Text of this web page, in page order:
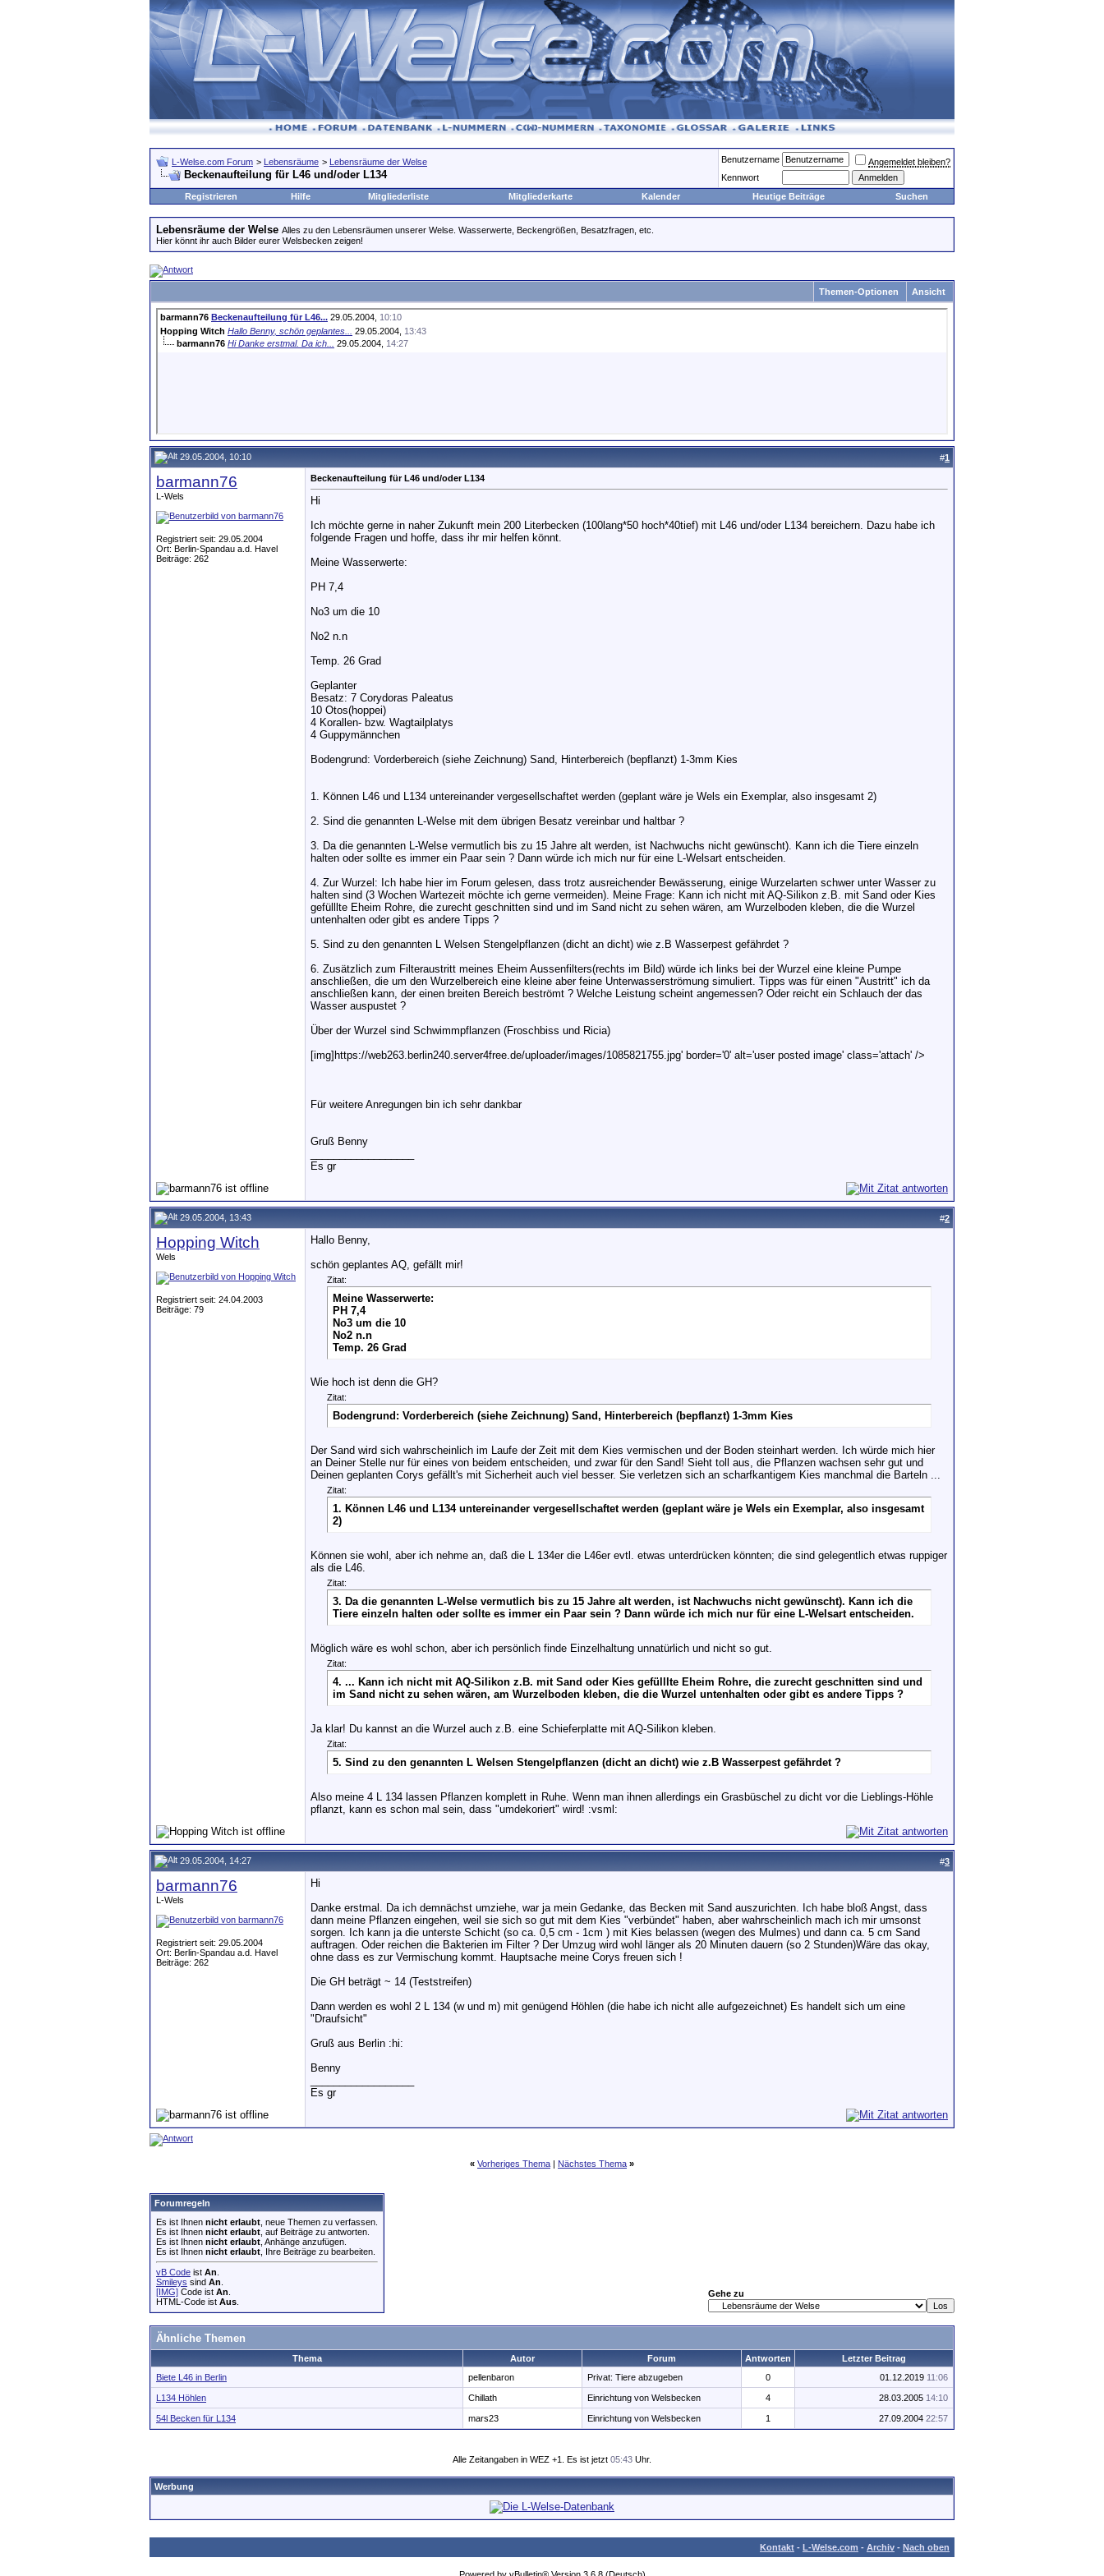
L-Welse.com Forum > Lebensräume > Lebensräume der Welse
Beckenaufteilung für L46 und/oder L134
Benutzername
Angemeldet bleiben?
Kennwort
Registrieren
Hilfe Mitgliederliste Mitgliederkarte Kalender Heutige Beiträge Suchen
Lebensräume der Welse Alles zu den Lebensräumen unserer Welse. Wasserwerte, Beckengrößen, Besatzfragen, etc.
Hier könnt ihr auch Bilder eurer Welsbecken zeigen!
Themen-Optionen Ansicht
barmann76 Beckenaufteilung für L46... 29.05.2004, 10:10
Hopping Witch Hallo Benny, schön geplantes... 29.05.2004, 13:43
barmann76 Hi Danke erstmal. Da ich... 29.05.2004, 14:27
29.05.2004, 10:10 #1
barmann76
L-Wels
Registriert seit: 29.05.2004
Ort: Berlin-Spandau a.d. Havel
Beiträge: 262
Beckenaufteilung für L46 und/oder L134
Hi
Ich möchte gerne in naher Zukunft mein 200 Literbecken (100lang*50 hoch*40tief) mit L46 und/oder L134 bereichern. Dazu habe ich
folgende Fragen und hoffe, dass ihr mir helfen könnt.
Meine Wasserwerte:
PH 7,4
No3 um die 10
No2 n.n
Temp. 26 Grad
Geplanter
Besatz: 7 Corydoras Paleatus
10 Otos(hoppei)
4 Korallen- bzw. Wagtailplatys
4 Guppymännchen
Bodengrund: Vorderbereich (siehe Zeichnung) Sand, Hinterbereich (bepflanzt) 1-3mm Kies
1. Können L46 und L134 untereinander vergesellschaftet werden (geplant wäre je Wels ein Exemplar, also insgesamt 2)
2. Sind die genannten L-Welse mit dem übrigen Besatz vereinbar und haltbar ?
3. Da die genannten L-Welse vermutlich bis zu 15 Jahre alt werden, ist Nachwuchs nicht gewünscht). Kann ich die Tiere einzeln
halten oder sollte es immer ein Paar sein ? Dann würde ich mich nur für eine L-Welsart entscheiden.
4. Zur Wurzel: Ich habe hier im Forum gelesen, dass trotz ausreichender Bewässerung, einige Wurzelarten schwer unter Wasser zu
halten sind (3 Wochen Wartezeit möchte ich gerne vermeiden). Meine Frage: Kann ich nicht mit AQ-Silikon z.B. mit Sand oder Kies
gefülllte Eheim Rohre, die zurecht geschnitten sind und im Sand nicht zu sehen wären, am Wurzelboden kleben, die die Wurzel
untenhalten oder gibt es andere Tipps ?
5. Sind zu den genannten L Welsen Stengelpflanzen (dicht an dicht) wie z.B Wasserpest gefährdet ?
6. Zusätzlich zum Filteraustritt meines Eheim Aussenfilters(rechts im Bild) würde ich links bei der Wurzel eine kleine Pumpe
anschließen, die um den Wurzelbereich eine kleine aber feine Unterwasserströmung simuliert. Tipps was für einen "Austritt" ich da
anschließen kann, der einen breiten Bereich beströmt ? Welche Leistung scheint angemessen? Oder reicht ein Schlauch der das
Wasser auspustet ?
Über der Wurzel sind Schwimmpflanzen (Froschbiss und Ricia)
[img]https://web263.berlin240.server4free.de/uploader/images/1085821755.jpg' border='0' alt='user posted image' class='attach' />
Für weitere Anregungen bin ich sehr dankbar
Gruß Benny
Es gr
29.05.2004, 13:43 #2
Hopping Witch
Wels
Registriert seit: 24.04.2003
Beiträge: 79
Hallo Benny,
schön geplantes AQ, gefällt mir!
Zitat:
Meine Wasserwerte:
PH 7,4
No3 um die 10
No2 n.n
Temp. 26 Grad
Wie hoch ist denn die GH?
Zitat:
Bodengrund: Vorderbereich (siehe Zeichnung) Sand, Hinterbereich (bepflanzt) 1-3mm Kies
Der Sand wird sich wahrscheinlich im Laufe der Zeit mit dem Kies vermischen und der Boden steinhart werden. Ich würde mich hier
an Deiner Stelle nur für eines von beidem entscheiden, und zwar für den Sand! Sieht toll aus, die Pflanzen wachsen sehr gut und
Deinen geplanten Corys gefällt's mit Sicherheit auch viel besser. Sie verletzen sich an scharfkantigem Kies manchmal die Barteln ...
Zitat:
1. Können L46 und L134 untereinander vergesellschaftet werden (geplant wäre je Wels ein Exemplar, also insgesamt
2)
Können sie wohl, aber ich nehme an, daß die L 134er die L46er evtl. etwas unterdrücken könnten; die sind gelegentlich etwas ruppiger
als die L46.
Zitat:
3. Da die genannten L-Welse vermutlich bis zu 15 Jahre alt werden, ist Nachwuchs nicht gewünscht). Kann ich die
Tiere einzeln halten oder sollte es immer ein Paar sein ? Dann würde ich mich nur für eine L-Welsart entscheiden.
Möglich wäre es wohl schon, aber ich persönlich finde Einzelhaltung unnatürlich und nicht so gut.
Zitat:
4. ... Kann ich nicht mit AQ-Silikon z.B. mit Sand oder Kies gefülllte Eheim Rohre, die zurecht geschnitten sind und
im Sand nicht zu sehen wären, am Wurzelboden kleben, die die Wurzel untenhalten oder gibt es andere Tipps ?
Ja klar! Du kannst an die Wurzel auch z.B. eine Schieferplatte mit AQ-Silikon kleben.
Zitat:
5. Sind zu den genannten L Welsen Stengelpflanzen (dicht an dicht) wie z.B Wasserpest gefährdet ?
Also meine 4 L 134 lassen Pflanzen komplett in Ruhe. Wenn man ihnen allerdings ein Grasbüschel zu dicht vor die Lieblings-Höhle
pflanzt, kann es schon mal sein, dass "umdekoriert" wird! :vsml:
29.05.2004, 14:27 #3
barmann76
L-Wels
Registriert seit: 29.05.2004
Ort: Berlin-Spandau a.d. Havel
Beiträge: 262
Hi
Danke erstmal. Da ich demnächst umziehe, war ja mein Gedanke, das Becken mit Sand auszurichten. Ich habe bloß Angst, dass
dann meine Pflanzen eingehen, weil sie sich so gut mit dem Kies "verbündet" haben, aber wahrscheinlich mach ich mir umsonst
sorgen. Ich kann ja die unterste Schicht (so ca. 0,5 cm - 1cm ) mit Kies belassen (wegen des Mulmes) und dann ca. 5 cm Sand
auftragen. Oder reichen die Bakterien im Filter ? Der Umzug wird wohl länger als 20 Minuten dauern (so 2 Stunden)Wäre das okay,
ohne dass es zur Vermischung kommt. Hauptsache meine Corys freuen sich !
Die GH beträgt ~ 14 (Teststreifen)
Dann werden es wohl 2 L 134 (w und m) mit genügend Höhlen (die habe ich nicht alle aufgezeichnet) Es handelt sich um eine
"Draufsicht"
Gruß aus Berlin :hi:
Benny
Es gr
« Vorheriges Thema | Nächstes Thema »
Forumregeln
Es ist Ihnen nicht erlaubt , neue Themen zu verfassen.
Es ist Ihnen nicht erlaubt , auf Beiträge zu antworten.
Es ist Ihnen nicht erlaubt , Anhänge anzufügen.
Es ist Ihnen nicht erlaubt , Ihre Beiträge zu bearbeiten.
vB Code ist An
Smileys sind An
[IMG] Code ist An
HTML-Code ist Aus
Gehe zu
Ähnliche Themen
Thema Autor Forum Antworten
Letzter Beitrag
Biete L46 in Berlin
pellenbaron Privat: Tiere abzugeben 0 01.12.2019 11:06
L134 Höhlen Chillath Einrichtung von Welsbecken 4 28.03.2005 14:10
54l Becken für L134 mars23 Einrichtung von Welsbecken 1 27.09.2004 22:57
Alle Zeitangaben in WEZ +1. Es ist jetzt 05:43 Uhr.
Werbung
Kontakt - L-Welse.com - Archiv - Nach oben